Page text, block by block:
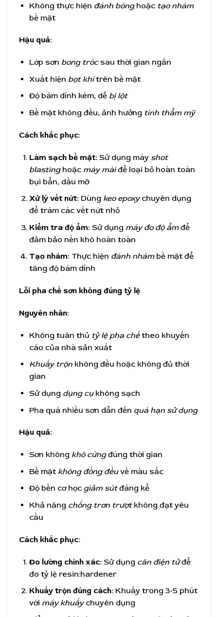
Không thực hiện đánh bónghoặc tạo nhám
bề mặt
Hậu quả:
Lớp sơn bong trócsau thời gian ngắn
Xuất hiện bọt khítrên bề mặt
Độ bám dính kém, dễ bị lột
Bề mặt không đều, ảnh hưởng tính thẩm mỹ
Cách khắc phục:
Làm sạch bề mặt:Sử dụng máy shot
blastinghoặc máy màiđể loại bỏ hoàn toàn
bụi bẩn, dầu mỡ
Xử lý vết nứt:Dùng keo epoxychuyên dụng
để trám các vết nứt nhỏ
Kiểm tra độ ẩm:Sử dụng máy đo độ ẩmđể
đảm bảo nền khô hoàn toàn
Tạo nhám:Thực hiện đánh nhámbề mặt để
tăng độ bám dính
Lỗi pha chế sơn không đúng tỷ lệ
Nguyên nhân:
Không tuân thủ tỷ lệ pha chếtheo khuyến
cáo của nhà sản xuất
Khuấy trộnkhông đều hoặc không đủ thời
gian
Sử dụng dụng cụkhông sạch
Pha quá nhiều sơn dẫn đến quá hạn sử dụng
Hậu quả:
Sơn không khô cứngđúng thời gian
Bề mặt không đồng đềuvề màu sắc
Độ bền cơ học giảm sútđáng kể
Khả năng chống trơn trượtkhông đạt yêu
cầu
Cách khắc phục:
Đo lường chính xác:Sử dụng cân điện tửđể
đo tỷ lệ resin:hardener
Khuấy trộn đúng cách:Khuấy trong 3-5 phút
với máy khuấychuyên dụng